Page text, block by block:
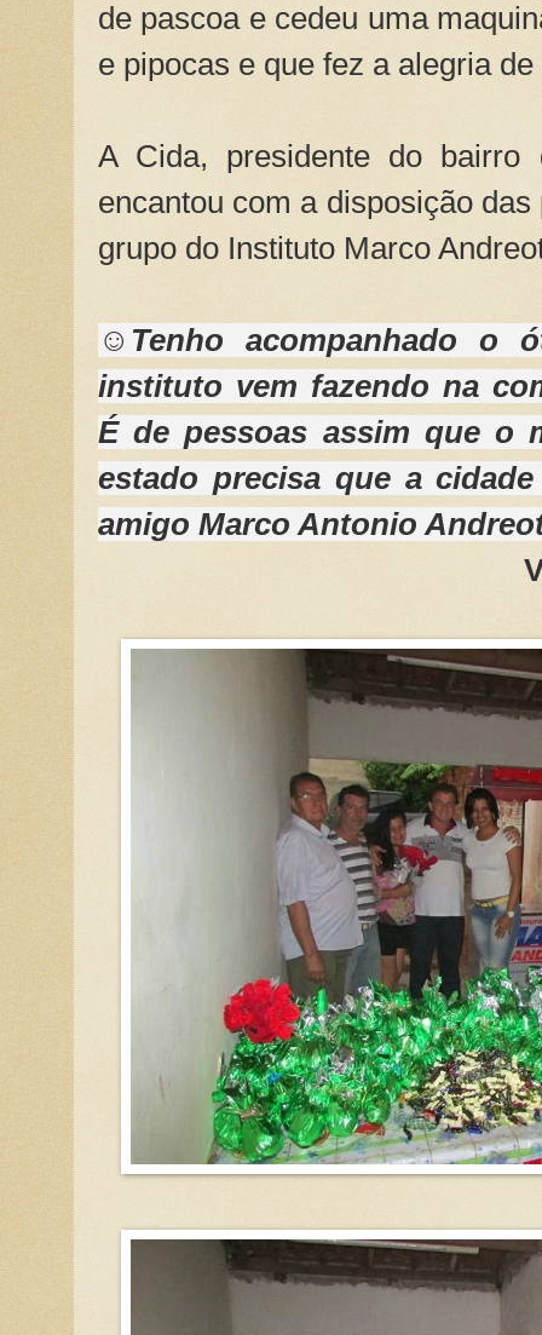
de pascoa e cedeu uma
e pipocas e que fez a alegria
A Cida, presidente do bairro
encantou com a disposição
grupo do Instituto Marco
☺Tenho acompanhado o
instituto vem fazendo na
É de pessoas assim que o
estado precisa que a
amigo Marco Antonio